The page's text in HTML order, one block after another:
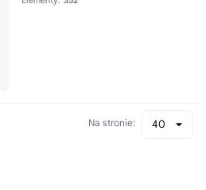
40
Na stronie: